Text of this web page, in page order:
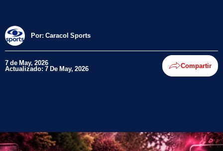
Por: Caracol Sports
7 de May, 2026
Actualizado: 7 De May, 2026 Compartir